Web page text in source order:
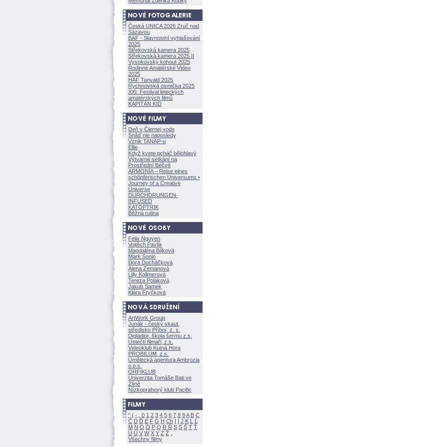
Česká UNICA 2026 Zruč nad
Sázavou
BAF - Slavnostní vyhlašování
2025
Střekovská kamera 2025
Střekovská kamera 2025 II
Vysokovský kohout 2025
Rodinné Amatérské Video
2025
HAF Tanvald 2025
Rychnovská osmička 2025
XXI. Festival leteckých
amatérských filmů
KAPITÁN KID
Deň v Čiernej vode
Snáď nie naposledy
Vznik TANAP-u
Ellie
Když kvete pcháč bělohlavý
Výtvarné setkání na
Prostřední Bečvě
ARMONÍA – Reise eines
schöpferischen Universums •
Journey of a Creative
Universe
DURCHDRUNGEN·
INFUSED
KATOPTRIK
Běžná rutina
Felix Nguyen
Vojtěch Pavlík
Magdaléna Bílkov
Mark Sonin
Dora Ducháčkov
Alena Zemanov
Lilly Kollmerov
Tereza Polákov
Jakub Samek
Klára Fryčkov
ArtWork Group
Junák - český skaut,
středisko Příbor, z. s.
Digladior, škola šermu z.s.
Ústečtí filmaři, z.s.
Videoklub Kutná Hora
PROBILUM, z.s.
Umělecká agentura Ambrozia
o.p.s.
ORFIKLUB
Univerzita Tomáše Bati ve
Zlíně
Nízkoprahový klub Pacific
" ( - 0 1 2 3 4 5 6 7 8 9A B C
Č D Ď E F G H Ch I Í J K L
Ľ
M N O Ó P Q R Ř S Ś T Ť
U Ú V W X Y Z
Všechny filmy